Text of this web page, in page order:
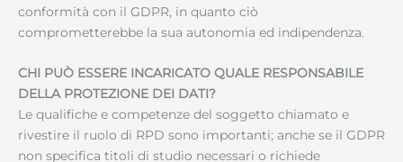
conformità con il GDPR, in quanto ciò
comprometterebbe la sua autonomia ed indipendenza.
CHI PUÒ ESSERE INCARICATO QUALE RESPONSABILE
DELLA PROTEZIONE DEI DATI?
Le qualifiche e competenze del soggetto chiamato e
rivestire il ruolo di RPD sono importanti; anche se il GDPR
non specifica titoli di studio necessari o richiede